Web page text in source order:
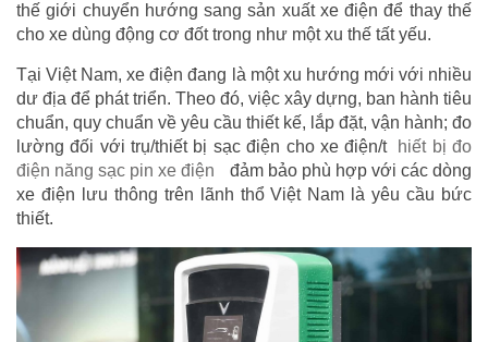
thế giới chuyển hướng sang sản xuất xe điện để thay thế
cho xe dùng động cơ đốt trong như một xu thế tất yếu.
Tại Việt Nam, xe điện đang là một xu hướng mới với nhiều
dư địa để phát triển. Theo đó, việc xây dựng, ban hành tiêu
chuẩn, quy chuẩn về yêu cầu thiết kế, lắp đặt, vận hành; đo
lường đối với trụ/thiết bị sạc điện cho xe điện/t
hiết bị đo
điện năng sạc pin xe điện
đảm bảo phù hợp với các dòng
xe điện lưu thông trên lãnh thổ Việt Nam là yêu cầu bức
thiết.